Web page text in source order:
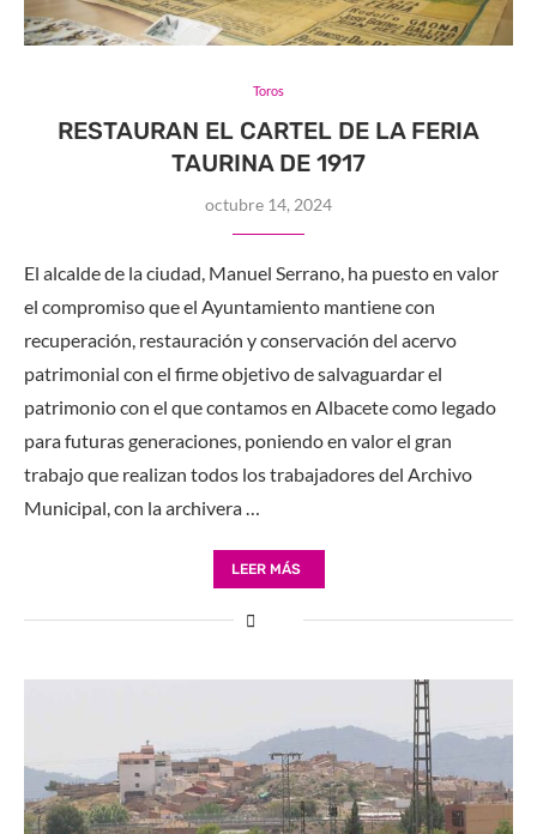
Toros
RESTAURAN EL CARTEL DE LA FERIA
TAURINA DE 1917
octubre 14, 2024
El alcalde de la ciudad, Manuel Serrano, ha puesto en valor
el compromiso que el Ayuntamiento mantiene con
recuperación, restauración y conservación del acervo
patrimonial con el firme objetivo de salvaguardar el
patrimonio con el que contamos en Albacete como legado
para futuras generaciones, poniendo en valor el gran
trabajo que realizan todos los trabajadores del Archivo
Municipal, con la archivera …
LEER MÁS